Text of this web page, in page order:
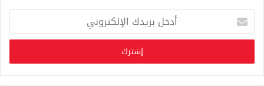
خ
ب
ر